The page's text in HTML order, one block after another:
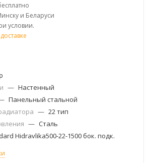
и Беларуси
условии.
— Настенный
Панельный стальной
— 22 тип
— Сталь
Hidravlika500-22-1500 бок. подк.